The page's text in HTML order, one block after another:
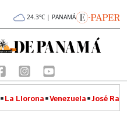
24.3°C | PANAMÁ
La Llorona Venezuela José